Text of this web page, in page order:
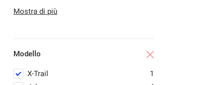
JEEP
MERCEDES-BENZ
3
MG
1
MINI
1
Mostra di più
Modello
X-Trail
1
tue
qualsiasi
momento.